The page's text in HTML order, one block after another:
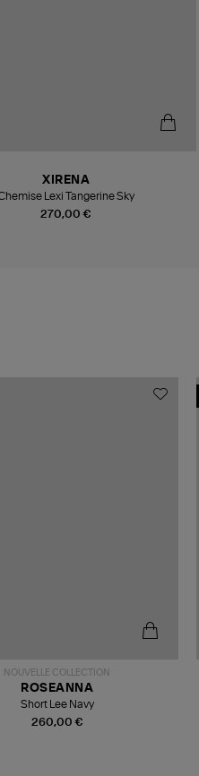
270,00 €
XIRENA
Lexi Tangerine Sky
NOUVELLE COLLECTION
260,00 €
ROSEANNA
Short Lee Navy